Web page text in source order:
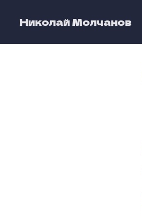
Николай Молчанов